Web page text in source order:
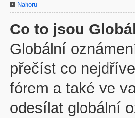
Nahoru
Co to jsou
Globální
přečíst co
fórem a také ve
odesílat globální